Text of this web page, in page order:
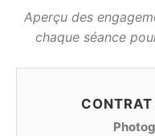
Aperçu des
chaque séance